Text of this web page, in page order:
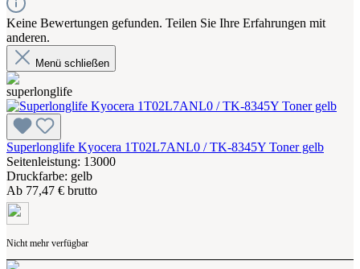
Keine Bewertungen gefunden. Teilen Sie Ihre Erfahrungen mit
anderen.
Menü schließen
Superlonglife Kyocera 1T02L7ANL0 / TK-8345Y Toner gelb
Seitenleistung: 13000
Druckfarbe: gelb
Ab 77,47 € brutto
Nicht mehr verfügbar